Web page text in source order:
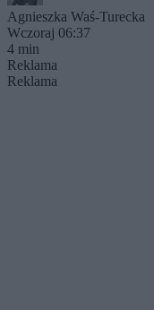
Agnieszka Waś-Turecka
Wczoraj 06:37
4 min
Reklama
Reklama